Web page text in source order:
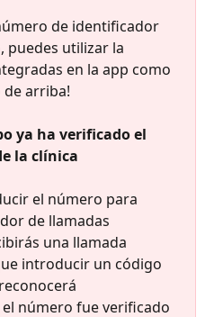
de identificador
puedes utilizar la
en la app como
de arriba!
ya ha verificado el
la clínica
el número para
de llamadas
una llamada
introducir un código
número fue verificado